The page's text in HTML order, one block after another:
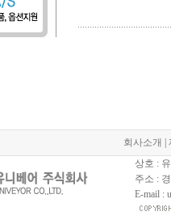
회사소개
상호 :
주소 :
E-mail :